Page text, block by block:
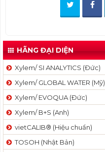
HÃNG ĐẠI DIỆN
Xylem/ SI ANALYTICS (Đức)
Xylem/ GLOBAL WATER (Mỹ)
Xylem/ EVOQUA (Đức)
Xylem/ B+S (Anh)
vietCALIB® (Hiệu chuẩn)
TOSOH (Nhật Bản)